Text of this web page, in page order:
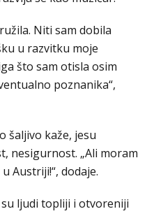
Niti sam dobila
u razvitku moje
što sam otisla osim
poznanika“,
šaljivo kaže, jesu
nesigurnost. „Ali moram
Austriji!“, dodaje.
su ljudi topliji i otvoreniji